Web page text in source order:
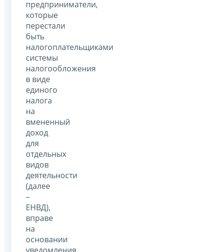
предприниматели,
которые
перестали
быть
налогоплательщиками
системы
налогообложения
в виде
единого
налога
на
вмененный
доход
для
отдельных
видов
деятельности
(далее
–
ЕНВД),
вправе
на
основании